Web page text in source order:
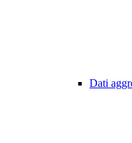
Dati